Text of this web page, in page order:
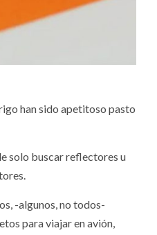
han sido apetitoso pasto
solo buscar reflectores u
-algunos, no todos-
para viajar en avión,